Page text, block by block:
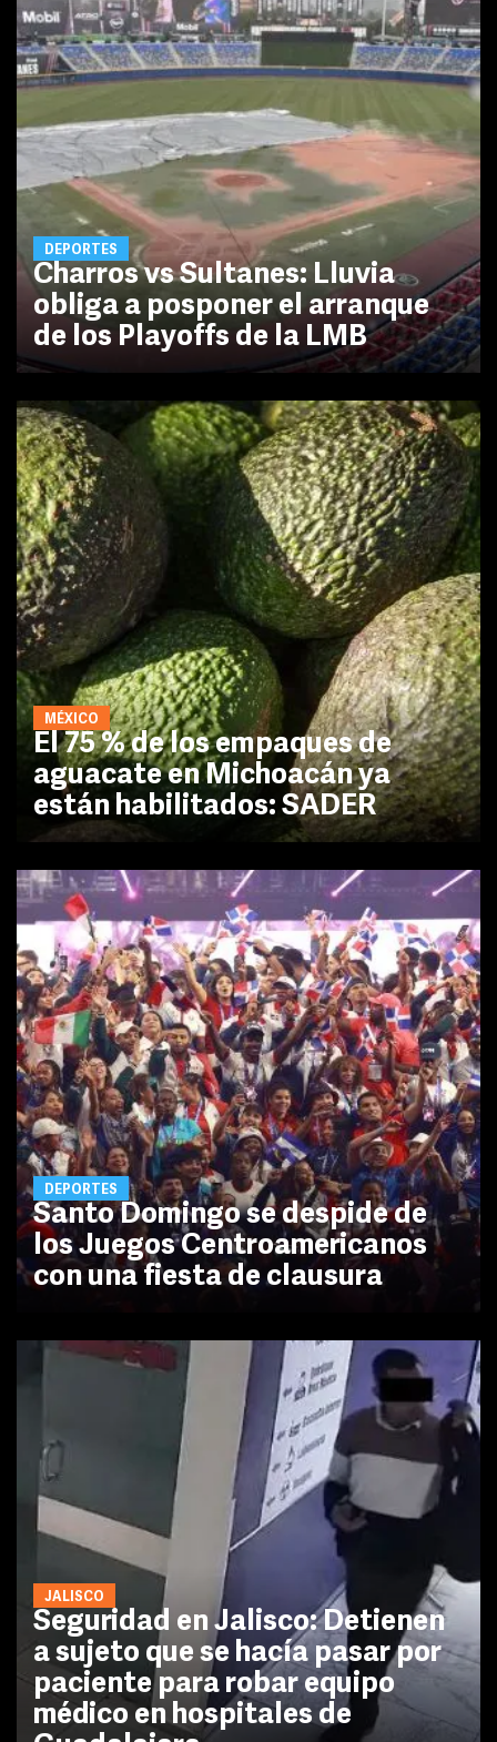
DEPORTES
Charros vs Sultanes: Lluvia
obliga a posponer el arranque
de los Playoffs de la LMB
MÉXICO
El 75 % de los empaques de
aguacate en Michoacán ya
están habilitados: SADER
DEPORTES
Santo Domingo se despide de
los Juegos Centroamericanos
con una fiesta de clausura
JALISCO
Seguridad en Jalisco: Detienen
a sujeto que se hacía pasar por
paciente para robar equipo
médico en hospitales de